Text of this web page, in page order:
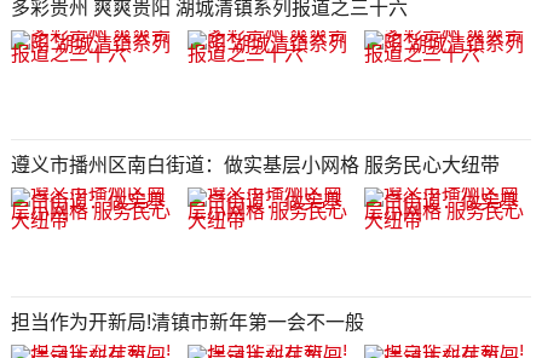
多彩贵州 爽爽贵阳 湖城清镇系列报道之三十六
遵义市播州区南白街道：做实基层小网格 服务民心大纽带
担当作为开新局!清镇市新年第一会不一般